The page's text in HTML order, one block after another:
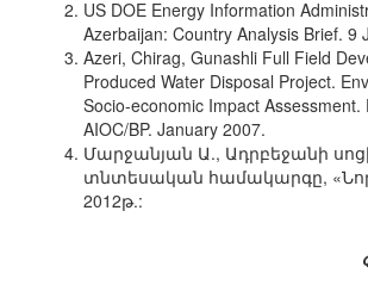
US DOE Energy Information
Azerbaijan: Country Analysis Brief. 9
Azeri, Chirag, Gunashli Full Field
Produced Water Disposal Project.
Socio-economic Impact Assessment.
AIOC/BP. January 2007.
Մարջանյան Ա., Ադրբեջանի
տնտեսական համակարգը,
2012թ.: